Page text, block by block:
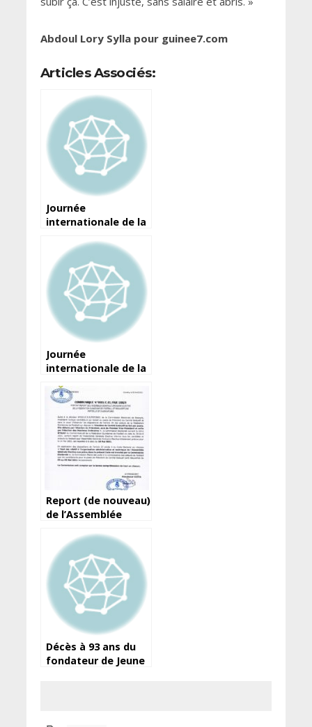
Abdoul Lory Sylla pour guinee7.com
Articles Associés:
Journée
internationale de la
Voici la déclaration
du ministre de
l’Information et de
la Communication
Journée
internationale de la
Les demi-vérités
d’Amara Somparé…
Report (de nouveau)
de l’Assemblée
Féguifoot
Décès à 93 ans du
fondateur de Jeune